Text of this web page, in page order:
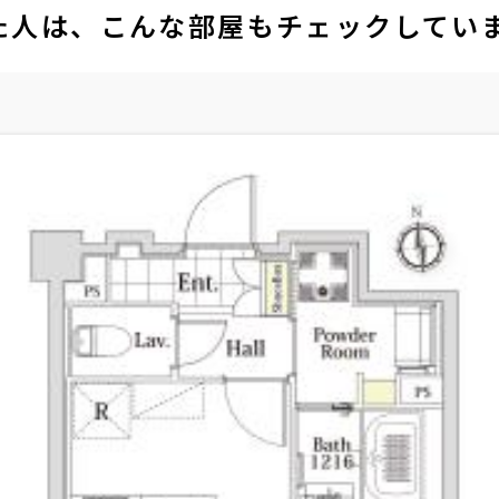
は、こんな部屋もチェックしてい